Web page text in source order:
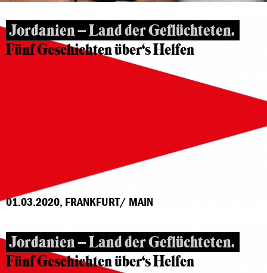
Jordanien – Land der Geflüchteten.
Fünf Geschichten über‘s Helfen
01.03.2020, FRANKFURT/ MAIN
Jordanien – Land der Geflüchteten.
Fünf Geschichten über‘s Helfen